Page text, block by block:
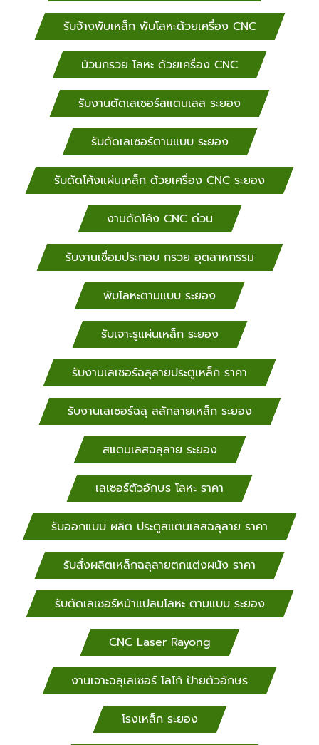
ขอนแก่น, ชัยภูมิ, นครพนม, งานดัดโค้งด้วยเครื่อง CNC
ด่วน นครราชสีมา, กาฬสินธุ์, บึงกาฬ, บุรีรัมย์,
มหาสารคาม, มุกดาหาร, ยโสธร, ร้อยเอ็ด, เลย, สกลนคร,
สุรินทร์, งานดัดโค้งด้วยเครื่อง CNC ด่วน ศรีสะเกษ,
หนองคาย, หนองบัวลำภู, อุดรธานี, อุบลราชธานี,
อำนาจเจริญ งานดัดโค้ง CNC ด่วน งานดัดโค้งด้วย
เครื่อง CNC ด่วน นครศรีธรรมราช, พังงา, พัทลุง, ภูเก็ต,
ระนอง, งานดัดโค้งด้วยเครื่อง CNC ด่วน สตูล, สงขลา,
สุราษฎร์ธานี, กระบี่, งานดัดโค้งด้วยเครื่อง CNC ด่วน
ชุมพร, ตรัง, ยะลา, นราธิวาส, ปัตตานี
รับจ้างพับเหล็ก พับโลหะด้วยเครื่อง CNC
ม้วนกรวย โลหะ ด้วยเครื่อง CNC
รับงานตัดเลเซอร์สแตนเลส ระยอง
รับตัดเลเซอร์ตามแบบ ระยอง
รับดัดโค้งแผ่นเหล็ก ด้วยเครื่อง CNC ระยอง
งานดัดโค้ง CNC ด่วน
รับงานเชื่อมประกอบ กรวย อุตสาหกรรม
พับโลหะตามแบบ ระยอง
รับเจาะรูแผ่นเหล็ก ระยอง
รับงานเลเซอร์ฉลุลายประตูเหล็ก ราคา
รับงานเลเซอร์ฉลุ สลักลายเหล็ก ระยอง
สแตนเลสฉลุลาย ระยอง
เลเซอร์ตัวอักษร โลหะ ราคา
รับออกแบบ ผลิต ประตูสแตนเลสฉลุลาย ราคา
รับสั่งผลิตเหล็กฉลุลายตกแต่งผนัง ราคา
รับตัดเลเซอร์หน้าแปลนโลหะ ตามแบบ ระยอง
CNC Laser Rayong
งานเจาะฉลุเลเซอร์ โลโก้ ป้ายตัวอักษร
โรงเหล็ก ระยอง